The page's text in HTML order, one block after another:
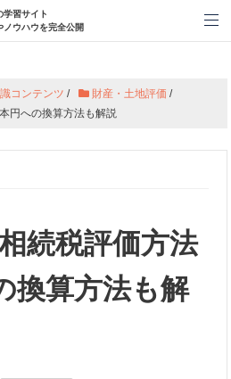
学習サイト
ウハウを完全公開
メ
コンテンツ / 財産・土地評価 /
円への換算方法も解説
続税評価方法
換算方法も解